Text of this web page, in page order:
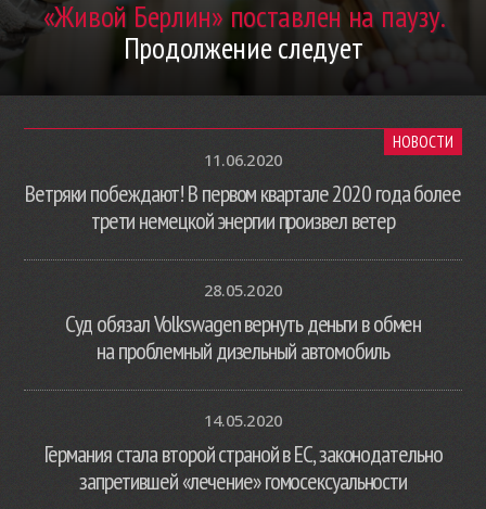
«Живой Берлин» поставлен на паузу.
Продолжение следует
НОВОСТИ
11.06.2020
Ветряки побеждают! В первом квартале 2020 года более
трети немецкой энергии произвел ветер
28.05.2020
Суд обязал Volkswagen вернуть деньги в обмен
на проблемный дизельный автомобиль
14.05.2020
Германия стала второй страной в ЕС, законодательно
запретившей «лечение» гомосексуальности